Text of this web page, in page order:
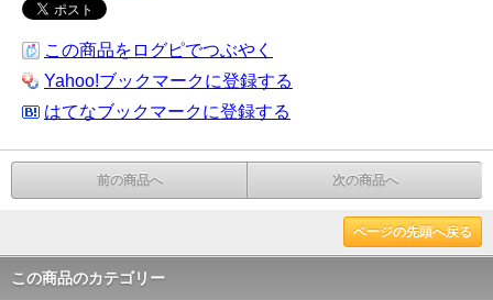
この商品をログピでつぶやく
Yahoo!ブックマークに登録する
はてなブックマークに登録する
前の商品へ 次の商品へ
ページの先頭へ戻る
この商品のカテゴリー